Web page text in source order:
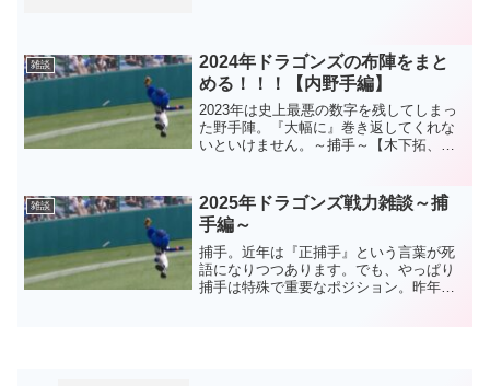
習があって面白いです...
雑談
2024年ドラゴンズの布陣をまと
める！！！【内野手編】
2023年は史上最悪の数字を残してしまっ
た野手陣。『大幅に』巻き返してくれな
いといけません。～捕手～【木下拓、宇
やはりチームが上を目指すのであれば新
たな正捕手が出てきて...
雑談
2025年ドラゴンズ戦力雑談～捕
手編～
捕手。近年は『正捕手』という言葉が死
語になりつつあります。でも、やっぱり
捕手は特殊で重要なポジション。昨年の